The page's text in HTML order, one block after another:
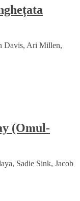
Davis, Ari Millen,
(Omul-
Sadie Sink, Jacob